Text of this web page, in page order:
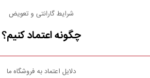
شرایط گارانتی و تعویض
چگونه اعتماد کنیم؟
دلایل اعتماد به فروشگاه ما